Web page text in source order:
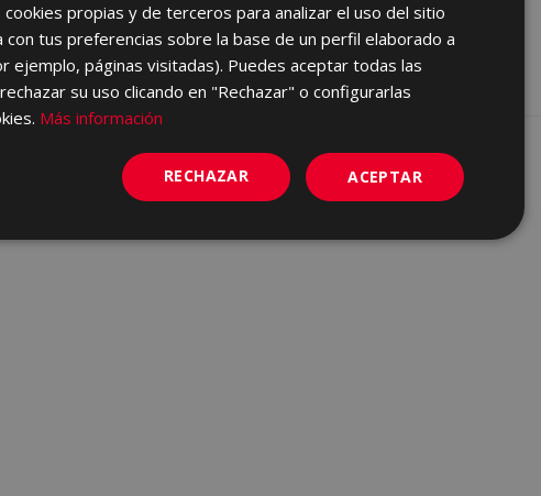
SPANISH
ENGLISH
PORTUGUESE
cookies propias y de terceros para analizar el uso del sitio
tus preferencias sobre la base de un perfil elaborado a
ejemplo, páginas visitadas). Puedes aceptar todas las
su uso clicando en "Rechazar" o configurarlas
Más información
ACEPTAR
RECHAZAR